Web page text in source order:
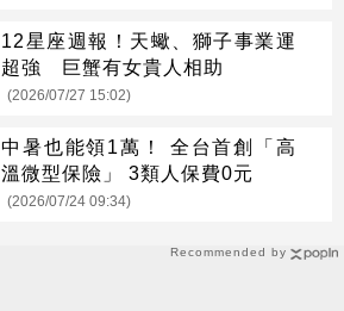
Recommended by
12星座週報！天蠍、獅子事業運
超強 巨蟹有女貴人相助
(2026/07/27 15:02)
中暑也能領1萬！ 全台首創「高
溫微型保險」 3類人保費0元
(2026/07/24 09:34)